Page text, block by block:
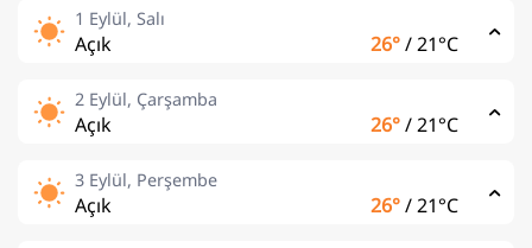
1 Eylül, Salı
Açık 26°/21°C
2 Eylül, Çarşamba
Açık 26°/21°C
3 Eylül, Perşembe
Açık 26°/21°C